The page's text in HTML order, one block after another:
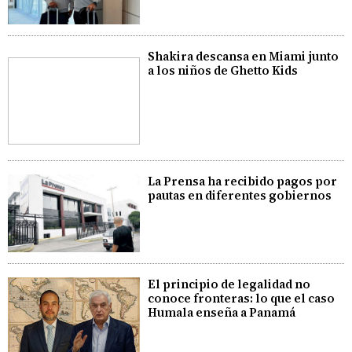
Shakira descansa en Miami junto
a los niños de Ghetto Kids
La Prensa ha recibido pagos por
pautas en diferentes gobiernos
El principio de legalidad no
conoce fronteras: lo que el caso
Humala enseña a Panamá